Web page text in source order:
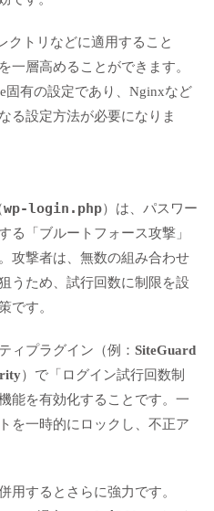
クトリなどに適用すること
一層高めることができます。
固有の設定であり、Nginxなど
る設定方法が必要になりま
wp-login.php）は、パスワー
る「ブルートフォース攻撃」
攻撃者は、無数の組み合わせ
うため、試行回数に制限を設
です。
ィプラグイン（例： SiteGuard
）で「ログイン試行回数制
能を有効化することです。一
を一時的にロックし、不正ア
用するとさらに強力です。